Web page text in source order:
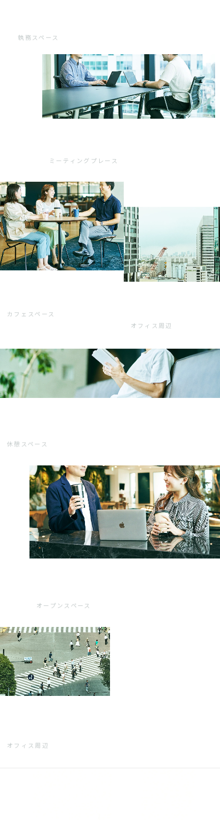
執務スペース
ミーティングプレース
カフェスペース
オフィス周辺
休憩スペース
オープンスペース
オフィス周辺